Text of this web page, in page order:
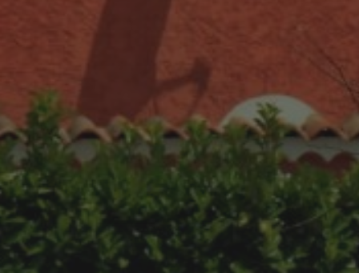
16 JUIN 2025
GOLFE-JUAN : UN VOYAGE
DANS LE TEMPS MOTORISÉ
AVEC LE RASSEMBLEMENT
DE VOITURES ET MOTOS
ANCIENNES 2025